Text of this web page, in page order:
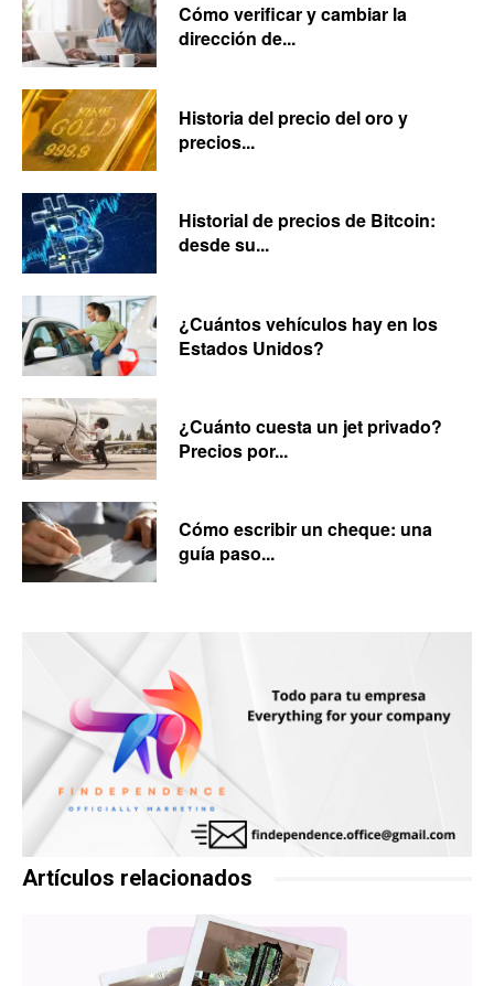
Cómo verificar y cambiar la
dirección de...
Historia del precio del oro y
precios...
Historial de precios de Bitcoin:
desde su...
¿Cuántos vehículos hay en los
Estados Unidos?
¿Cuánto cuesta un jet privado?
Precios por...
Cómo escribir un cheque: una
guía paso...
Artículos relacionados